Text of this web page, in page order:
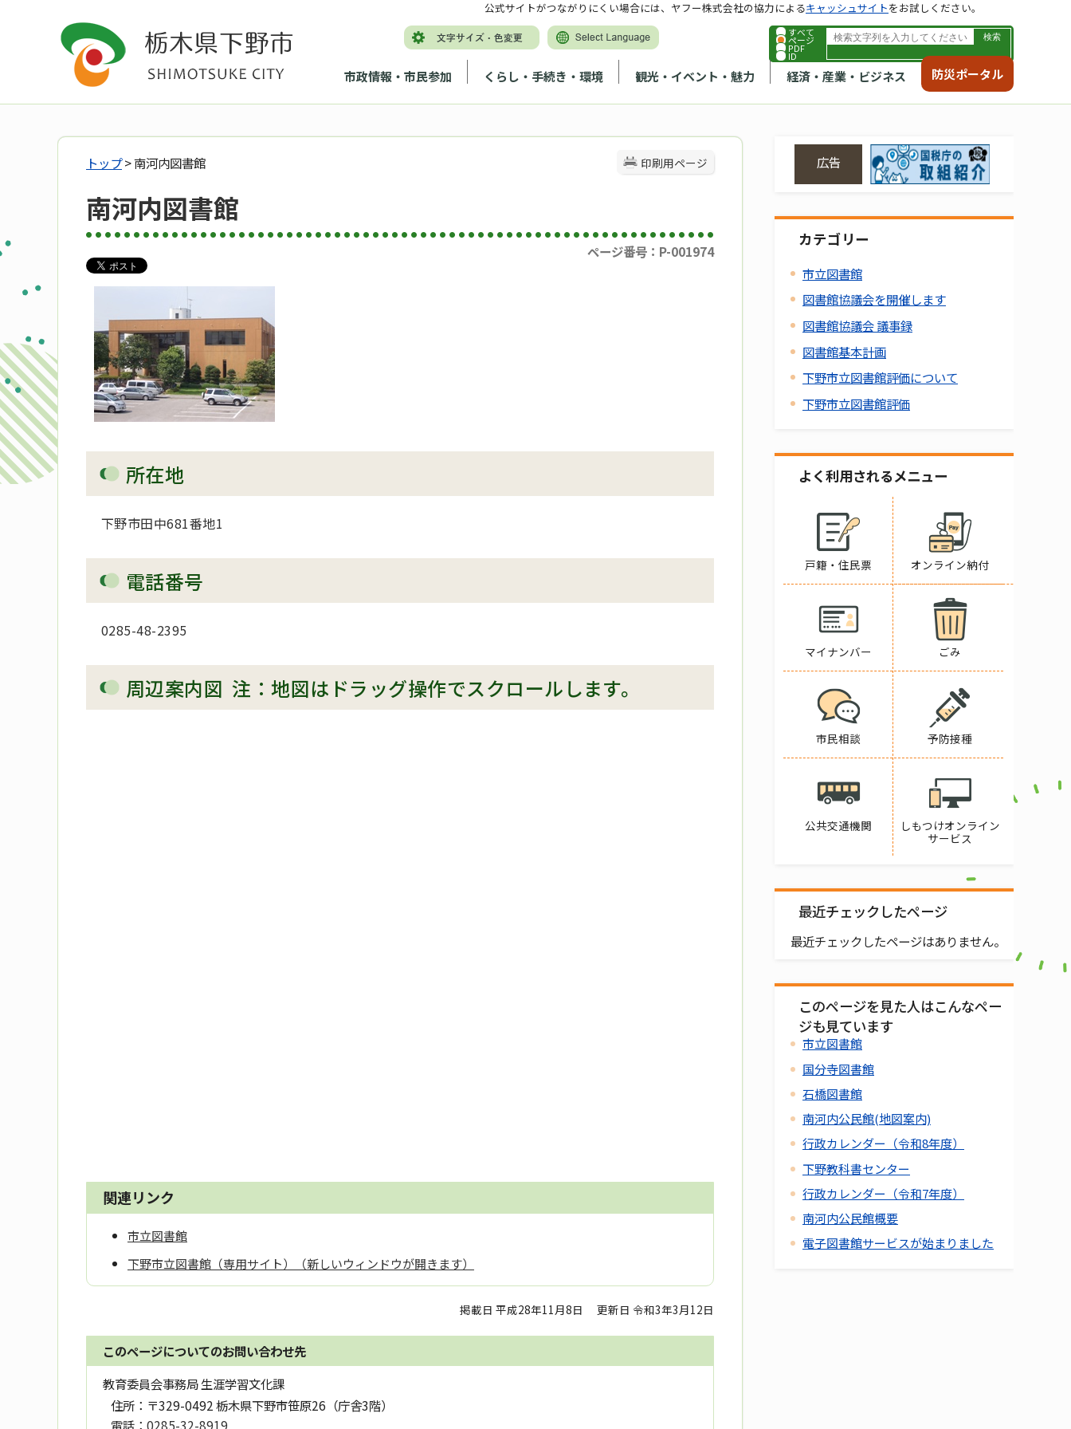
すべて
ページ
PDF
ID
市政情報・市民参加 くらし・手続き・環境 観光・イベント・魅力 経済・産業・ビジネス 防災ポータル
公式サイトがつながりにくい場合には、ヤフー株式会社の協力によるキャッシュサイトをお試しください。
印刷用ページ
トップ> 南河内図書館
南河内図書館
ページ番号：P-001974
所在地
下野市田中681番地1
電話番号
0285-48-2395
周辺案内図 注：地図はドラッグ操作でスクロールします。
関連リンク
市立図書館
下野市立図書館（専用サイト）（新しいウィンドウが開きます）
掲載日 平成28年11月8日 更新日 令和3年3月12日
このページについてのお問い合わせ先
教育委員会事務局 生涯学習文化課
住所： 〒329-0492 栃木県下野市笹原26（庁舎3階）
電話： 0285-32-8919
広告
カテゴリー
市立図書館
図書館協議会を開催します
図書館協議会 議事録
図書館基本計画
下野市立図書館評価について
下野市立図書館評価
よく利用されるメニュー
戸籍・住民票 オンライン納付
マイナンバー ごみ
市民相談 予防接種
公共交通機関
しもつけオンライン
サービス
最近チェックしたページ
最近チェックしたページはありません。
このページを見た人はこんなペー
ジも見ています
市立図書館
国分寺図書館
石橋図書館
南河内公民館(地図案内)
行政カレンダー（令和8年度）
下野教科書センター
行政カレンダー（令和7年度）
南河内公民館概要
電子図書館サービスが始まりました